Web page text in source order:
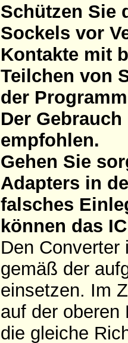
Schützen Sie
Sockels vor
Kontakte mit
Teilchen von
der
Der
empfohlen.
Gehen Sie
Adapters in
falsches
können das
Den
gemäß der
einsetzen. Im
auf der
die gleiche